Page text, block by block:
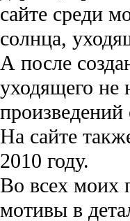
сайте среди
солнца,
А после
уходящего не
На сайте
2010 году.
Во всех моих
мотивы в